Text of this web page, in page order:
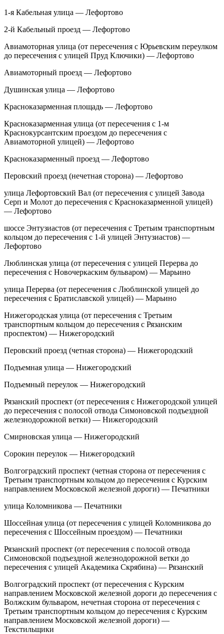
1-я Кабельная улица — Лефортово
2-й Кабельный проезд — Лефортово
Авиамоторная улица (от пересечения с Юрьевским переулком
до пересечения с улицей Пруд Ключики) — Лефортово
Авиамоторный проезд — Лефортово
Душинская улица — Лефортово
Красноказарменная площадь — Лефортово
Красноказарменная улица (от пересечения с 1-м
Краснокурсантским проездом до пересечения с
Авиамоторной улицей) — Лефортово
Красноказарменный проезд — Лефортово
Перовский проезд (нечетная сторона) — Лефортово
улица Лефортовский Вал (от пересечения с улицей Завода
Серп и Молот до пересечения с Красноказарменной улицей)
— Лефортово
шоссе Энтузиастов (от пересечения с Третьим транспортным
кольцом до пересечения с 1-й улицей Энтузиастов) —
Лефортово
Люблинская улица (от пересечения с улицей Перерва до
пересечения с Новочеркаским бульваром) — Марьино
улица Перерва (от пересечения с Люблинской улицей до
пересечения с Братиславской улицей) — Марьино
Нижегородская улица (от пересечения с Третьим
транспортным кольцом до пересечения с Рязанским
проспектом) — Нижегородский
Перовский проезд (четная сторона) — Нижегородский
Подъемная улица — Нижегородский
Подъемный переулок — Нижегородский
Рязанский проспект (от пересечения с Нижегородской улицей
до пересечения с полосой отвода Симоновской подъездной
железнодорожной ветки) — Нижегородский
Смирновская улица — Нижегородский
Сорокин переулок — Нижегородский
Волгоградский проспект (четная сторона от пересечения с
Третьим транспортным кольцом до пересечения с Курским
направлением Московской железной дороги) — Печатники
улица Коломникова — Печатники
Шоссейная улица (от пересечения с улицей Коломникова до
пересечения с Шоссейным проездом) — Печатники
Рязанский проспект (от пересечения с полосой отвода
Симоновской подъездной железнодорожной ветки до
пересечения с улицей Академика Скрябина) — Рязанский
Волгоградский проспект (от пересечения с Курским
направлением Московской железной дороги до пересечения с
Волжским бульваром, нечетная сторона от пересечения с
Третьим транспортным кольцом до пересечения с Курским
направлением Московской железной дороги) —
Текстильщики